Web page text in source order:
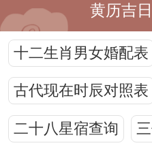
黄历吉
十二生肖男女婚配表
古代现在时辰对照表
二十八星宿查询